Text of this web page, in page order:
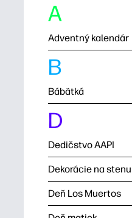
A
Adventný kalendár
B
Bábätká
D
Dedičstvo AAPI
Dekorácie na stenu
Deň Los Muertos